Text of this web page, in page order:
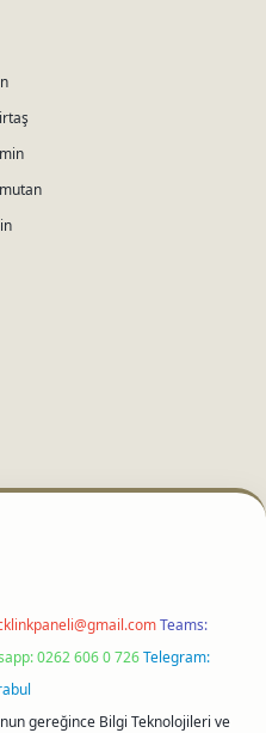
Teams:
0262 606 0 726Telegram:
gereğince Bilgi Teknolojileri ve